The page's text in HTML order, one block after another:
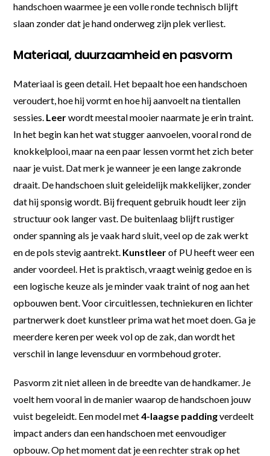
handschoen waarmee je een volle ronde technisch blijft
slaan zonder dat je hand onderweg zijn plek verliest.
Materiaal, duurzaamheid en pasvorm
Materiaal is geen detail. Het bepaalt hoe een handschoen
veroudert, hoe hij vormt en hoe hij aanvoelt na tientallen
sessies. Leerwordt meestal mooier naarmate je erin traint.
In het begin kan het wat stugger aanvoelen, vooral rond de
knokkelplooi, maar na een paar lessen vormt het zich beter
naar je vuist. Dat merk je wanneer je een lange zakronde
draait. De handschoen sluit geleidelijk makkelijker, zonder
dat hij sponsig wordt. Bij frequent gebruik houdt leer zijn
structuur ook langer vast. De buitenlaag blijft rustiger
onder spanning als je vaak hard sluit, veel op de zak werkt
en de pols stevig aantrekt. Kunstleerof PU heeft weer een
ander voordeel. Het is praktisch, vraagt weinig gedoe en is
een logische keuze als je minder vaak traint of nog aan het
opbouwen bent. Voor circuitlessen, techniekuren en lichter
partnerwerk doet kunstleer prima wat het moet doen. Ga je
meerdere keren per week vol op de zak, dan wordt het
verschil in lange levensduur en vormbehoud groter.
Pasvorm zit niet alleen in de breedte van de handkamer. Je
voelt hem vooral in de manier waarop de handschoen jouw
vuist begeleidt. Een model met4-laagse paddingverdeelt
impact anders dan een handschoen met eenvoudiger
opbouw. Op het moment dat je een rechter strak op het